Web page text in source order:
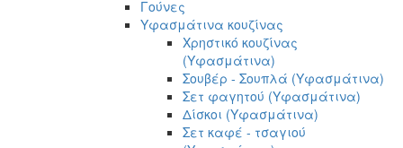
Γούνες
Υφασμάτινα κουζίνας
Χρηστικό κουζίνας
(Υφασμάτινα)
Σουβέρ - Σουπλά (Υφασμάτινα)
Σετ φαγητού (Υφασμάτινα)
Δίσκοι (Υφασμάτινα)
Σετ καφέ - τσαγιού